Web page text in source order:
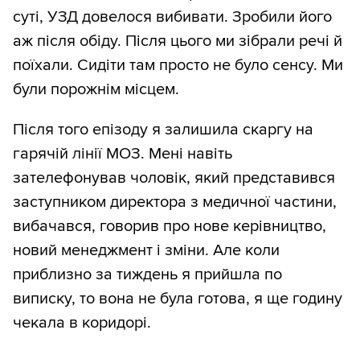
суті, УЗД довелося вибивати. Зробили його
аж після обіду. Після цього ми зібрали речі й
поїхали. Сидіти там просто не було сенсу. Ми
були порожнім місцем.
Після того епізоду я залишила скаргу на
гарячій лінії МОЗ. Мені навіть
зателефонував чоловік, який представився
заступником директора з медичної частини,
вибачався, говорив про нове керівництво,
новий менеджмент і зміни. Але коли
приблизно за тиждень я прийшла по
виписку, то вона не була готова, я ще годину
чекала в коридорі.